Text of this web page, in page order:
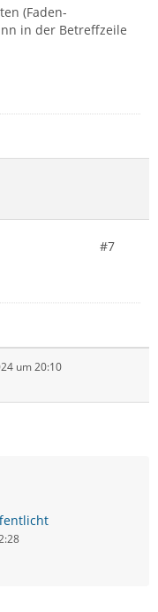
(Faden-
in der Betreffzeile
#7
um 20:10